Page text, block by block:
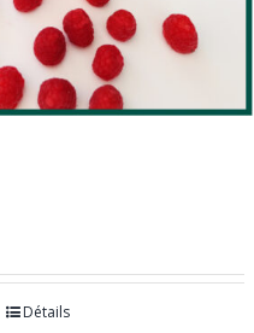
Détails